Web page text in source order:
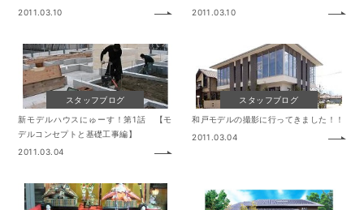
家づくりの流れ
よくあるご質問
ニュース&ブログ
イベント情報
資料請求
2011.03.10
2011.03.10
スタッフブログ
新モデルハウスにゅーす！第1話 【モ
デルコンセプトと基礎工事編】
2011.03.04
スタッフブログ
和戸モデルの撮影に行ってきました！！
2011.03.04